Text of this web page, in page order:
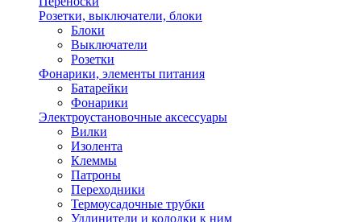
Розетки, выключатели, блоки
Блоки
Выключатели
Розетки
Фонарики, элементы питания
Батарейки
Фонарики
Электроустановочные аксессуары
Вилки
Изолента
Клеммы
Патроны
Переходники
Термоусадочные трубки
Удлинители и колодки к ним